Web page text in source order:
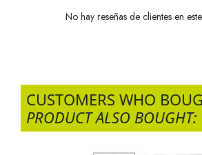
No hay reseñas de clientes en
CUSTOMERS WHO
PRODUCT ALSO BOUGHT: